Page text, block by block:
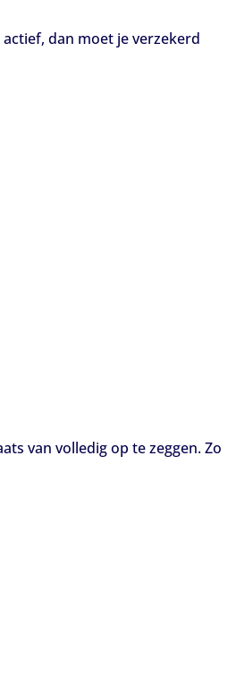
dan moet je verzekerd
van volledig op te zeggen. Zo